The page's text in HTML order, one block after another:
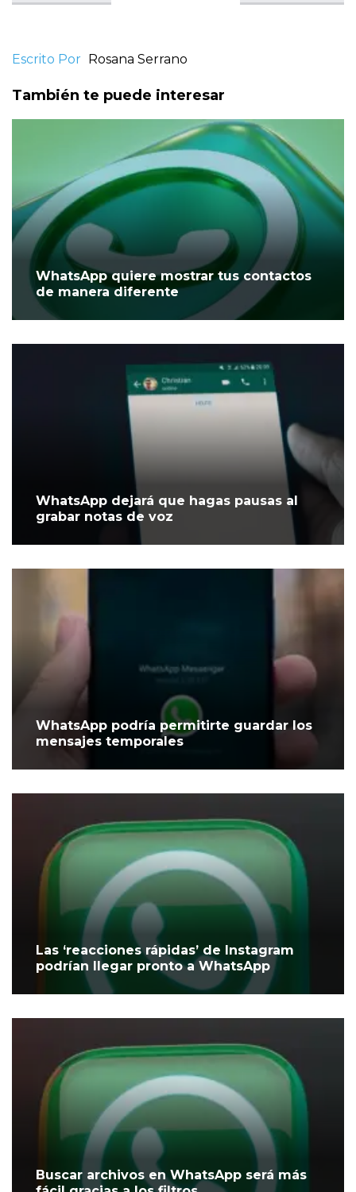
Escrito Por Rosana Serrano
También te puede interesar
WhatsApp quiere mostrar tus contactos
de manera diferente
WhatsApp dejará que hagas pausas al
grabar notas de voz
WhatsApp podría permitirte guardar los
mensajes temporales
Las ‘reacciones rápidas’ de Instagram
podrían llegar pronto a WhatsApp
Buscar archivos en WhatsApp será más